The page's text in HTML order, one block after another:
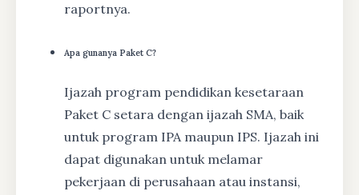
raportnya.
Apa gunanya Paket C?
Ijazah program pendidikan kesetaraan
Paket C setara dengan ijazah SMA, baik
untuk program IPA maupun IPS. Ijazah ini
dapat digunakan untuk melamar
pekerjaan di perusahaan atau instansi,